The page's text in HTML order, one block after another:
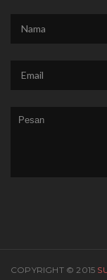
COPYRIGHT © 2015